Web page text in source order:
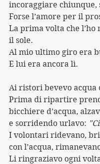
incoraggiare chiunque,
Forse l’amore per il
La prima volta che l’ho
il sole.
Al mio ultimo giro era
E lui era ancora lì.
Ai ristori bevevo acqua
Prima di ripartire
bicchiere d’acqua,
e sorridendo urlavo:
I volontari ridevano,
con l’acqua,
Li ringraziavo ogni